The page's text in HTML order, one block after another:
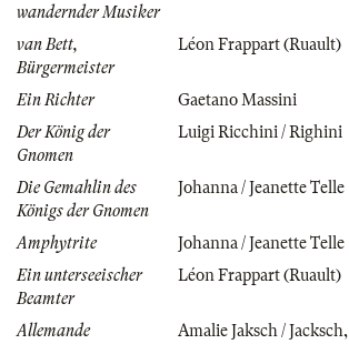
wandernder Musiker
van Bett,
Bürgermeister
Léon Frappart (Ruault)
Ein Richter
Gaetano Massini
Der König der
Gnomen
Luigi Ricchini / Righini
Die Gemahlin des
Königs der Gnomen
Johanna / Jeanette Telle
Amphytrite
Johanna / Jeanette Telle
Ein unterseeischer
Beamter
Léon Frappart (Ruault)
Allemande Amalie Jaksch / Jacksch,